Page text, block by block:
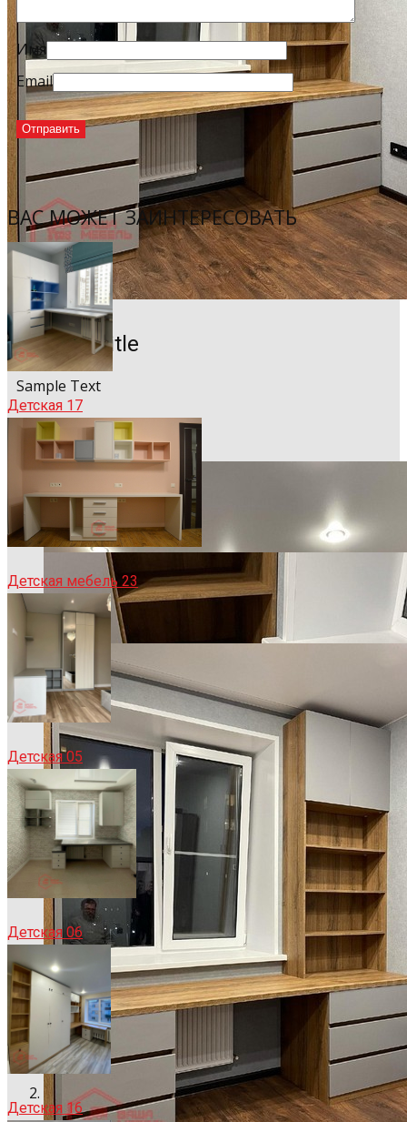
Sample Title
Sample Text
Имя
Email
ВАС МОЖЕТ ЗАИНТЕРЕСОВАТЬ
Детская 17
Детская мебель 23
Детская 05
Детская 06
Детская 16